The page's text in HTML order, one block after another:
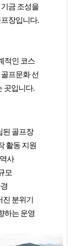
금 조성을
장입니다.
적인 코스
프문화 선
곳입니다.
된 골프장
활동 지원
사
모
분위기
하는 운영